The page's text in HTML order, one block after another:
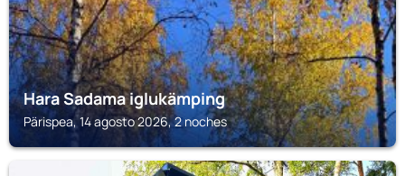
Hara Sadama iglukämping
Pärispea, 14 agosto 2026, 2 noches